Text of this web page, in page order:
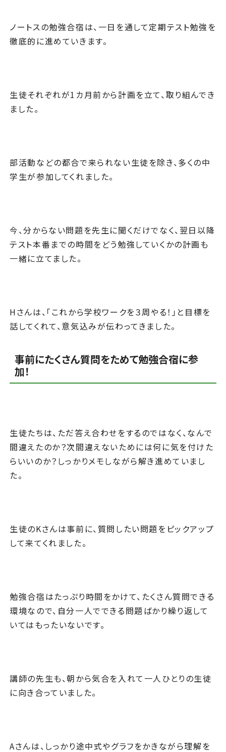
ノートスの勉強合宿は、一日を通して定期テスト勉強を
徹底的に進めていきます。
生徒それぞれが1カ月前から計画を立て、取り組んでき
ました。
部活動などの都合で来られない生徒を除き、多くの中
学生が参加してくれました。
今、分からない問題を先生に聞くだけでなく、翌日以降
テスト本番までの時間をどう勉強していくかの計画も
一緒に立てました。
Hさんは、「これから学校ワークを３周やる！」と目標を
話してくれて、意気込みが伝わってきました。
事前にたくさん質問をためて勉強合宿に参
加！
生徒たちは、ただ答え合わせをするのではなく、なんで
間違えたのか？次間違えないためには何に気を付けた
らいいのか？しっかりメモしながら解き進めていまし
た。
生徒のKさんは事前に、質問したい問題をピックアップ
して来てくれました。
勉強合宿はたっぷり時間をかけて、たくさん質問できる
環境なので、自分一人でできる問題ばかり繰り返して
いてはもったいないです。
講師の先生も、朝から気合を入れて一人ひとりの生徒
に向き合っていました。
Aさんは、しっかり途中式やグラフをかきながら理解を